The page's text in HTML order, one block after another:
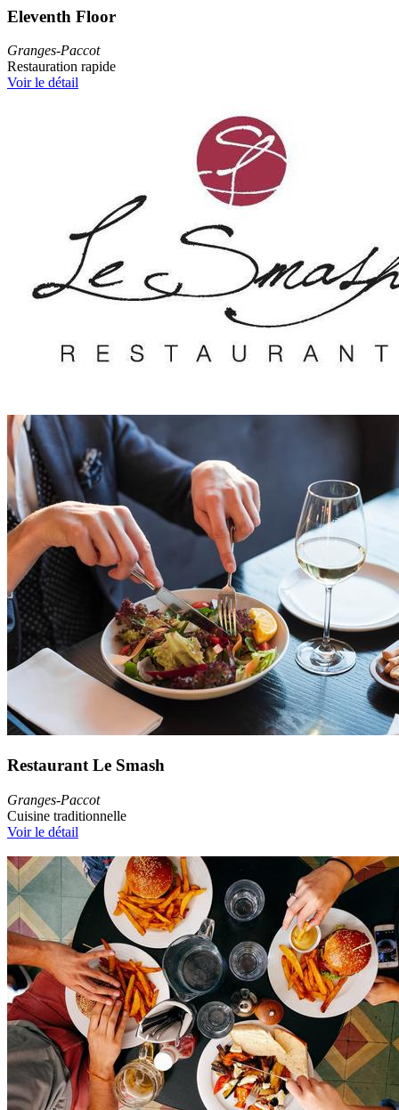
Eleventh Floor
Granges-Paccot
Restauration rapide
Voir le détail
Restaurant Le Smash
Granges-Paccot
Cuisine traditionnelle
Voir le détail